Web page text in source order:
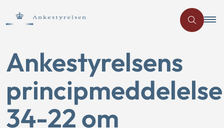
Ankestyrelsens
principmeddelelse
34-22 om